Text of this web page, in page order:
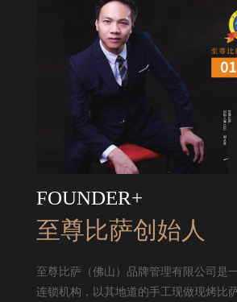
FOUNDER+
至尊比萨创始人
至尊比萨（佛山）品牌管理有限公司是
连锁机构，以其地道的手工现做现烤比